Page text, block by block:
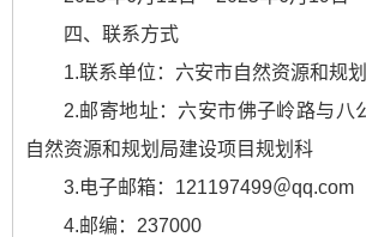
四、联系方式
1.联系单位：六安市自然资源和规
2.邮寄地址：六安市佛子岭路与八
自然资源和规划局建设项目规划科
3.电子邮箱：121197499＠qq.com
4.邮编：237000